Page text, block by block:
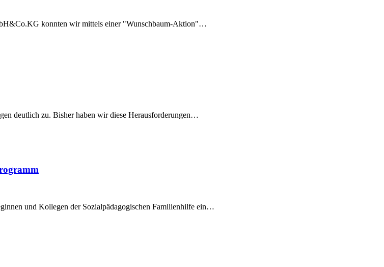
konnten wir mittels einer "Wunschbaum-Aktion"…
deutlich zu. Bisher haben wir diese Herausforderungen…
und Kollegen der Sozialpädagogischen Familienhilfe ein…